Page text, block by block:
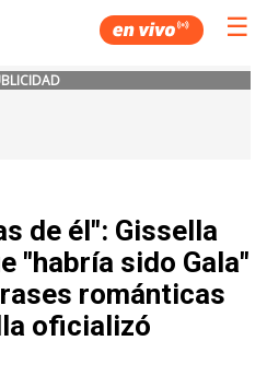
☰
de él": Gissella
"habría sido Gala"
románticas
oficializó